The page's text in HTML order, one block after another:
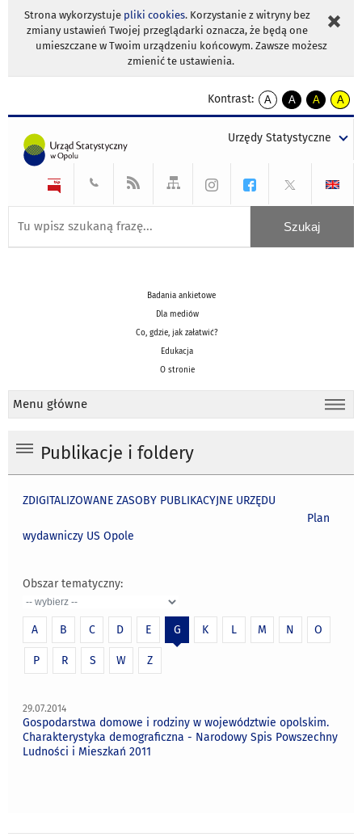
Strona wykorzystuje pliki cookies. Korzystanie z witryny bez
zmiany ustawień Twojej przeglądarki oznacza, że będą one
umieszczane w Twoim urządzeniu końcowym. Zawsze możesz
zmienić te ustawienia.
Kontrast:
A
kontrast
A
kontrast
tekst
czarnym
A
kontrast
tekst
czarnym
A
tekst
żółtym
Urzędy Statystyczne
Badania ankietowe
Dla mediów
Co, gdzie, jak załatwić?
Edukacja
O stronie
Menu główne
Publikacje i foldery
ZDIGITALIZOWANE ZASOBY PUBLIKACYJNE URZĘDU
Plan
wydawniczy US Opole
Obszar tematyczny:
A B C D E G K L M N O
P R S W Z
29.07.2014
Gospodarstwa domowe i rodziny w województwie opolskim.
Charakterystyka demograficzna - Narodowy Spis Powszechny
Ludności i Mieszkań 2011